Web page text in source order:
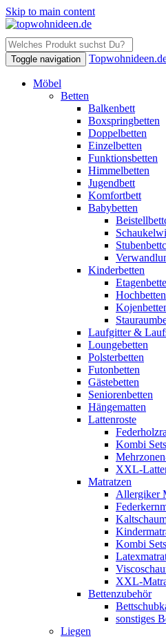
Skip to main content
Toggle navigation
Möbel
Betten
Balkenbett
Boxspringbetten
Doppelbetten
Einzelbetten
Funktionsbetten
Himmelbetten
Jugendbett
Komfortbett
Babybetten
Kinderbetten
Hochbetten
Laufgitter &
Loungebetten
Polsterbetten
Futonbetten
Gästebetten
Seniorenbetten
Hängematten
Lattenroste
Kombi
XXL-
Matratzen
Allergiker
Kombi
XXL-
Bettenzubehör
sonstiges
Liegen